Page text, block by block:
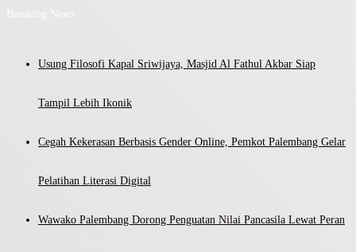
Breaking News
Usung Filosofi Kapal Sriwijaya, Masjid Al Fathul Akbar Siap
Tampil Lebih Ikonik
Cegah Kekerasan Berbasis Gender Online, Pemkot Palembang Gelar
Pelatihan Literasi Digital
Wawako Palembang Dorong Penguatan Nilai Pancasila Lewat Peran